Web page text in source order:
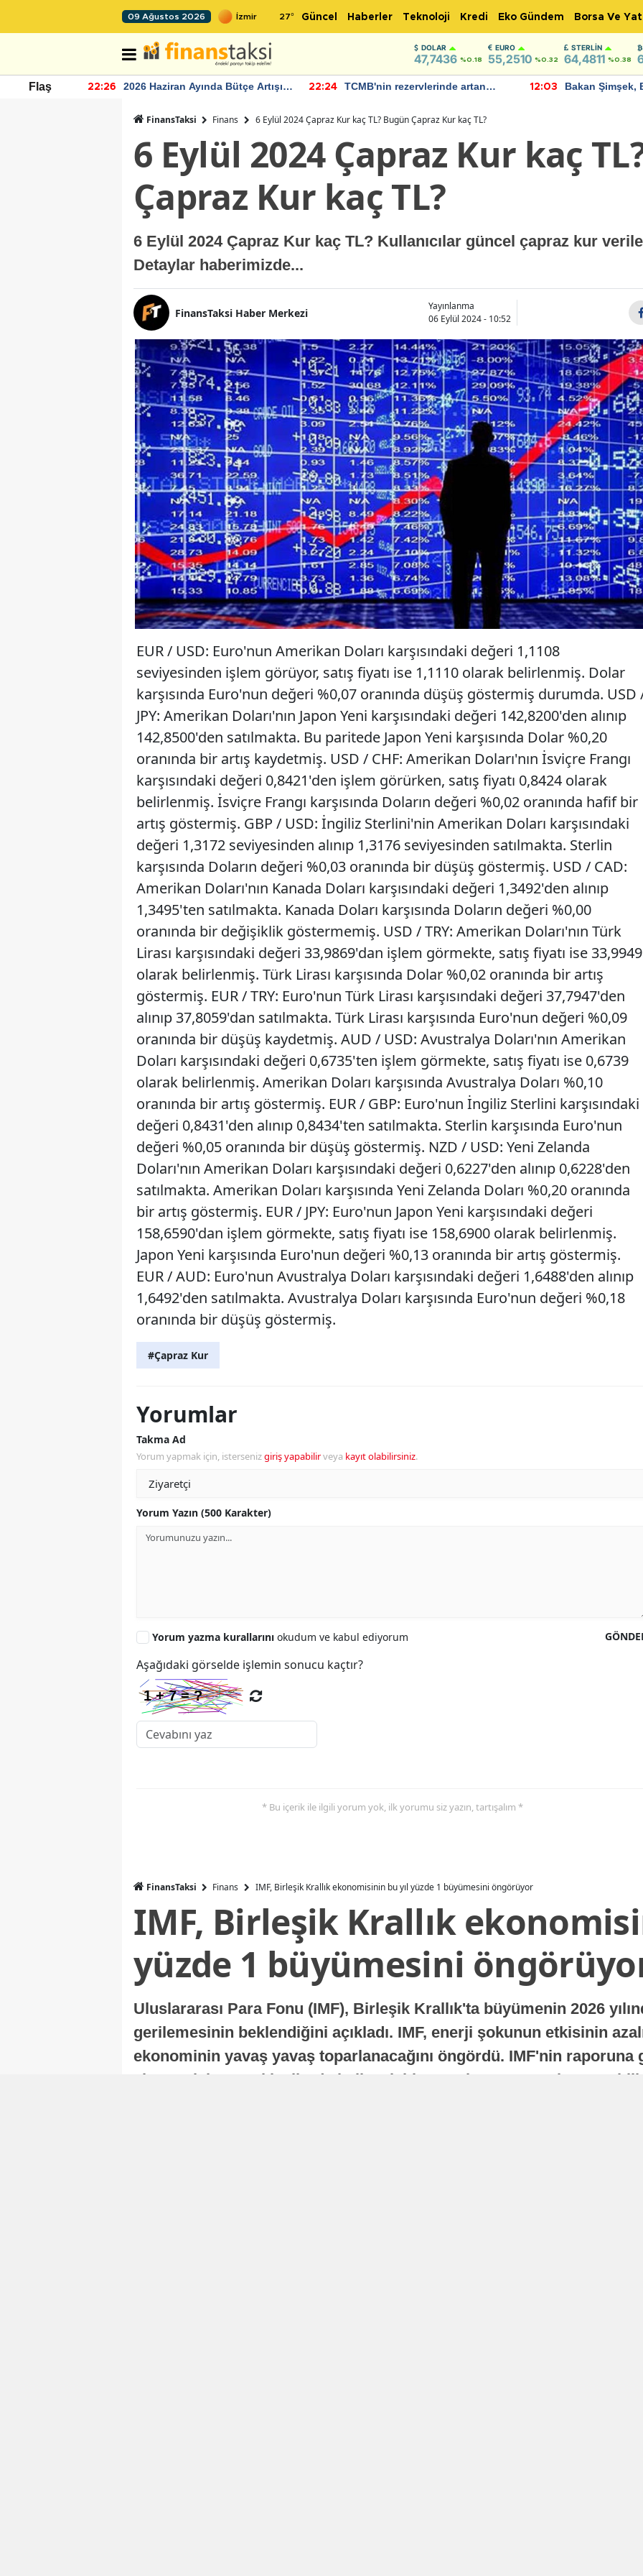
09 Ağustos 2026 27° Güncel Haberler Teknoloji Kredi Eko Gündem Borsa Ve
DOLAR
47,7436 %0.18
EURO
55,2510 %0.32
STERLIN
64,4811 %0.38
Flaş 22:26
2026 Haziran Ayında Bütçe Artışı
22:24
TCMB'nin rezervlerinde artan
12:03
Bakan Şimşek,
FinansTaksi Finans 6 Eylül 2024 Çapraz Kur kaç TL? Bugün Çapraz Kur kaç TL?
6 Eylül 2024 Çapraz Kur kaç
Çapraz Kur kaç TL?
6 Eylül 2024 Çapraz Kur kaç TL? Kullanıcılar güncel çapraz kur
Detaylar haberimizde...
FinansTaksi Haber Merkezi
Yayınlanma
06 Eylül 2024 - 10:52
EUR / USD: Euro'nun Amerikan Doları karşısındaki değeri 1,1108
seviyesinden işlem görüyor, satış fiyatı ise 1,1110 olarak belirlenmiş. Dolar
karşısında Euro'nun değeri %0,07 oranında düşüş göstermiş durumda. USD
JPY: Amerikan Doları'nın Japon Yeni karşısındaki değeri 142,8200'den alınıp
142,8500'den satılmakta. Bu paritede Japon Yeni karşısında Dolar %0,20
oranında bir artış kaydetmiş. USD / CHF: Amerikan Doları'nın İsviçre Frangı
karşısındaki değeri 0,8421'den işlem görürken, satış fiyatı 0,8424 olarak
belirlenmiş. İsviçre Frangı karşısında Doların değeri %0,02 oranında hafif bir
artış göstermiş. GBP / USD: İngiliz Sterlini'nin Amerikan Doları karşısındaki
değeri 1,3172 seviyesinden alınıp 1,3176 seviyesinden satılmakta. Sterlin
karşısında Doların değeri %0,03 oranında bir düşüş göstermiş. USD / CAD:
Amerikan Doları'nın Kanada Doları karşısındaki değeri 1,3492'den alınıp
1,3495'ten satılmakta. Kanada Doları karşısında Doların değeri %0,00
oranında bir değişiklik göstermemiş. USD / TRY: Amerikan Doları'nın Türk
Lirası karşısındaki değeri 33,9869'dan işlem görmekte, satış fiyatı ise 33,9949
olarak belirlenmiş. Türk Lirası karşısında Dolar %0,02 oranında bir artış
göstermiş. EUR / TRY: Euro'nun Türk Lirası karşısındaki değeri 37,7947'den
alınıp 37,8059'dan satılmakta. Türk Lirası karşısında Euro'nun değeri %0,09
oranında bir düşüş kaydetmiş. AUD / USD: Avustralya Doları'nın Amerikan
Doları karşısındaki değeri 0,6735'ten işlem görmekte, satış fiyatı ise 0,6739
olarak belirlenmiş. Amerikan Doları karşısında Avustralya Doları %0,10
oranında bir artış göstermiş. EUR / GBP: Euro'nun İngiliz Sterlini karşısındaki
değeri 0,8431'den alınıp 0,8434'ten satılmakta. Sterlin karşısında Euro'nun
değeri %0,05 oranında bir düşüş göstermiş. NZD / USD: Yeni Zelanda
Doları'nın Amerikan Doları karşısındaki değeri 0,6227'den alınıp 0,6228'den
satılmakta. Amerikan Doları karşısında Yeni Zelanda Doları %0,20 oranında
bir artış göstermiş. EUR / JPY: Euro'nun Japon Yeni karşısındaki değeri
158,6590'dan işlem görmekte, satış fiyatı ise 158,6900 olarak belirlenmiş.
Japon Yeni karşısında Euro'nun değeri %0,13 oranında bir artış göstermiş.
EUR / AUD: Euro'nun Avustralya Doları karşısındaki değeri 1,6488'den alınıp
1,6492'den satılmakta. Avustralya Doları karşısında Euro'nun değeri %0,18
oranında bir düşüş göstermiş.
#Çapraz Kur
Yorumlar
Takma Ad
Yorum yapmak için, istersenizgiriş yapabilirveya kayıt olabilirsiniz.
Yorum Yazın (500 Karakter)
Yorum yazma kurallarını okudum ve kabul ediyorum
Aşağıdaki görselde işlemin sonucu kaçtır?
* Bu içerik ile ilgili yorum yok, ilk yorumu siz yazın, tartışalım *
FinansTaksi Finans IMF, Birleşik Krallık ekonomisinin bu yıl yüzde 1 büyümesini öngörüyor
IMF, Birleşik Krallık
yüzde 1 büyümesini
Uluslararası Para Fonu (IMF), Birleşik Krallık'ta büyümenin 2026
gerilemesinin beklendiğini açıkladı. IMF, enerji şokunun etkisinin
ekonominin yavaş yavaş toparlanacağını öngördü. IMF'nin raporuna
ekonomisi, sonraki yıllarda istikrarlı bir toparlanma süreci